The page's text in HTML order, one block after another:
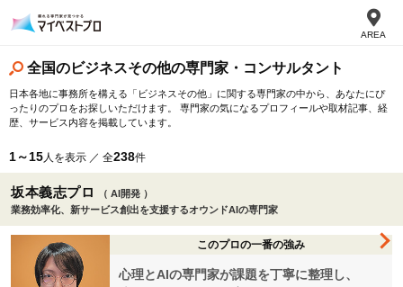
AREA
全国のビジネスその他の専門家・コンサルタント
日本各地に事務所を構える「ビジネスその他」に関する専門家の中から、あなたにぴ
ったりのプロをお探しいただけます。 専門家の気になるプロフィールや取材記事、経
歴、サービス内容を掲載しています。
1～15人を表示 ／ 全238件
坂本義志プロ
（ AI開発 ）
業務効率化、新サービス創出を支援するオウンドAIの専門家
このプロの一番の強み
心理とAIの専門家が課題を丁寧に整理し、